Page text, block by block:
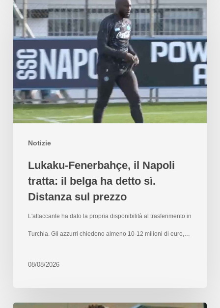
Notizie
Lukaku-Fenerbahçe, il Napoli
tratta: il belga ha detto sì.
Distanza sul prezzo
L'attaccante ha dato la propria disponibilità al trasferimento in
Turchia. Gli azzurri chiedono almeno 10-12 milioni di euro,…
08/08/2026